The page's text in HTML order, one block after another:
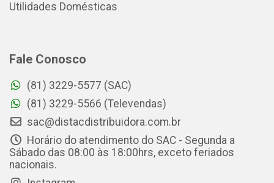
Utilidades Domésticas
Fale Conosco
(81) 3229-5577 (SAC)
(81) 3229-5566 (Televendas)
sac@distacdistribuidora.com.br
Horário do atendimento do SAC - Segunda a
Sábado das 08:00 às 18:00hrs, exceto feriados
nacionais.